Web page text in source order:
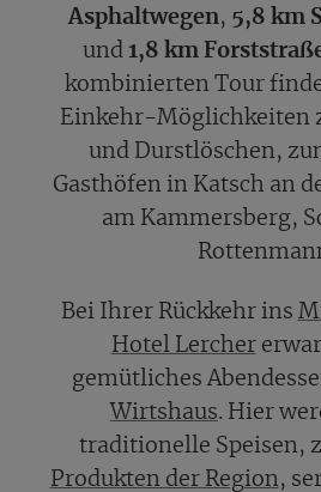
Asphaltwegen, 5,8 km
und 1,8 km
kombinierten Tour
Einkehr-Möglichkeiten
und Durstlöschen,
Gasthöfen in Katsch an
am Kammersberg,
Bei Ihrer Rückkehr ins
Hotel Lercher
gemütliches
Wirtshaus. Hier
traditionelle Speisen,
Produkten der Region ,